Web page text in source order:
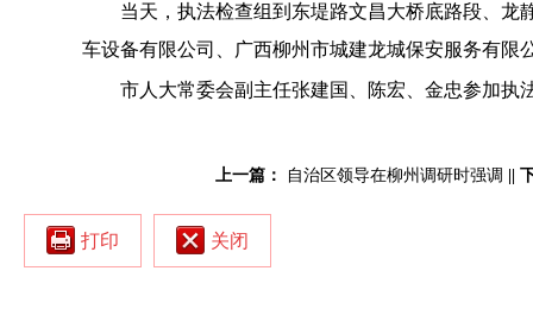
当天，执法检查组到东堤路文昌大桥底路段、龙
车设备有限公司、广西柳州市城建龙城保安服务有限
市人大常委会副主任张建国、陈宏、金忠参加执
上一篇： 自治区领导在柳州调研时强调
打印 关闭